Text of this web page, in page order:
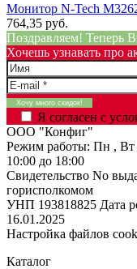
Монитор N-Tech
764,35 руб.
Поздравляем! Теперь
Хочешь узнавать про
Я согласен с
ООО "Конфиг"
Режим работы: Пн , Вт
10:00 до 18:00
Свидетельство No
горисполкомом
УНП 193818825 Дата
16.01.2025
Настройка файлов
Каталог